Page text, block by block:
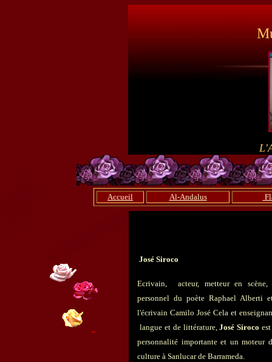
Accueil Al-Andalus
José Siroco
Ecrivain, acteur, metteur en scène,
personnel du poète Raphael Alberti
l'écrivain Camilo José Cela et
langue et de littérature,José Siroco
personnalité importante et un moteur
culture à Sanlucar de Barrameda.